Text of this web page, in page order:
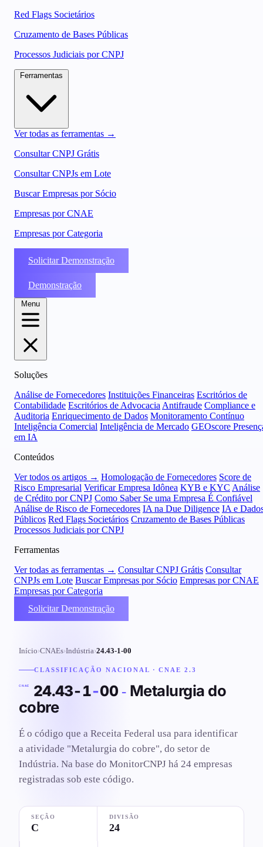
Red Flags Societários
Cruzamento de Bases Públicas
Processos Judiciais por CNPJ
Ver todas as ferramentas →
Consultar CNPJ Grátis
Consultar CNPJs em Lote
Buscar Empresas por Sócio
Empresas por CNAE
Empresas por Categoria
Solicitar Demonstração
Demonstração
Menu
Soluções
Análise de Fornecedores Instituições Financeiras Escritórios de
Contabilidade Escritórios de Advocacia Antifraude Compliance e
Auditoria Enriquecimento de Dados Monitoramento Contínuo
Inteligência Comercial Inteligência de Mercado GEOscore
em IA
Conteúdos
Ver todos os artigos → Homologação de Fornecedores Score de
Risco Empresarial Verificar Empresa Idônea KYB e KYC Análise
de Crédito por CNPJ Como Saber Se uma Empresa É Confiável
Análise de Risco de Fornecedores IA na Due Diligence IA e
Públicos Red Flags Societários Cruzamento de Bases Públicas
Processos Judiciais por CNPJ
Ferramentas
Ver todas as ferramentas → Consultar CNPJ Grátis Consultar
CNPJs em Lote Buscar Empresas por Sócio Empresas por CNAE
Empresas por Categoria
Solicitar Demonstração
Início›CNAEs›Indústria›24.43-1-00
CLASSIFICAÇÃO NACIONAL · CNAE 2.3
CNAE 24.43-1-00- Metalurgia do
cobre
É o código que a Receita Federal usa para identificar
a atividade "Metalurgia do cobre", do setor de
Indústria. Na base do MonitorCNPJ há 24 empresas
registradas sob este código.
SEÇÃO
C
DIVISÃO
24